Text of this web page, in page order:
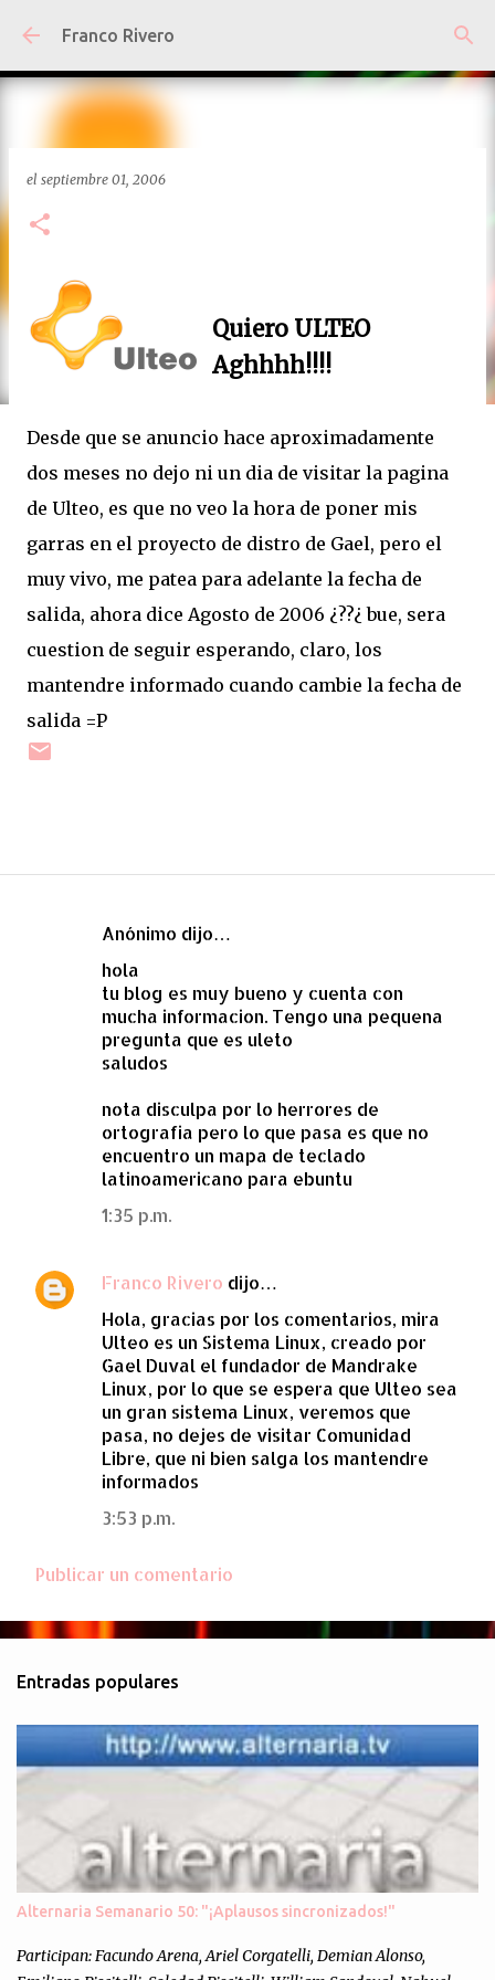
Ir al contenido principal
Franco Rivero
el septiembre 01, 2006
Quiero ULTEO
Aghhhh!!!!
Desde que se anuncio hace aproximadamente
dos meses no dejo ni un dia de visitar la pagina
de Ulteo, es que no veo la hora de poner mis
garras en el proyecto de distro de Gael, pero el
muy vivo, me patea para adelante la fecha de
salida, ahora dice Agosto de 2006 ¿??¿ bue, sera
cuestion de seguir esperando, claro, los
mantendre informado cuando cambie la fecha de
salida =P
Anónimo dijo…
hola
tu blog es muy bueno y cuenta con
mucha informacion. Tengo una pequena
pregunta que es uleto
saludos
nota disculpa por lo herrores de
ortografia pero lo que pasa es que no
encuentro un mapa de teclado
latinoamericano para ebuntu
1:35 p.m.
Franco Rivero dijo…
Hola, gracias por los comentarios, mira
Ulteo es un Sistema Linux, creado por
Gael Duval el fundador de Mandrake
Linux, por lo que se espera que Ulteo sea
un gran sistema Linux, veremos que
pasa, no dejes de visitar Comunidad
Libre, que ni bien salga los mantendre
informados
3:53 p.m.
Publicar un comentario
Entradas populares
Alternaria Semanario 50: "¡Aplausos sincronizados!"
Participan: Facundo Arena, Ariel Corgatelli, Demian Alonso,